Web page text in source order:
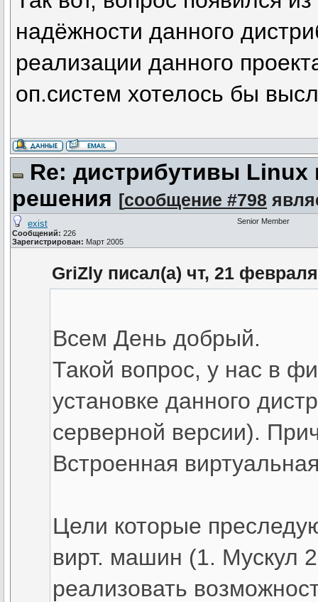
надёжности данного
реализации данного
оп.систем хотелось бы
Re: дистрибутивы Linux
решения [сообщение #798
exist
Сообщений: 226
Зарегистрирован: Март 2005
Senior Member
GriZly писал(а) чт, 21
Всем День добрый.
Такой вопрос, у нас в
установке данного
серверной версии).
Встроенная
Цели которые
вирт. машин (1. Мускул
реализовать